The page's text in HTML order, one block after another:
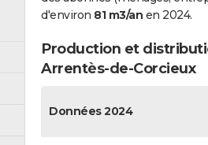
d'environ 81 m3/an en 2024.
Production et
Arrentès-de-Corcieux
Données 2024